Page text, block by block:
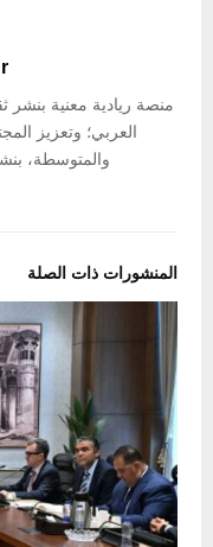
منصة ريادية معنية بنشر
العربي؛ وتعزيز
والمتوسطة،
المنشورات ذات الصلة